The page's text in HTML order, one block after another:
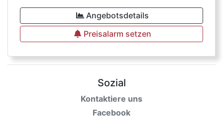
Angebotsdetails
Preisalarm setzen
Sozial
Kontaktiere uns
Facebook